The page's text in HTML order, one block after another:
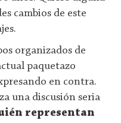
cambios de este
organizados de
paquetazo
en contra.
una discusión seria
representan